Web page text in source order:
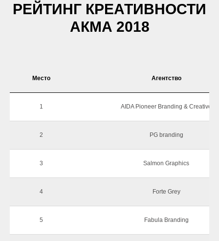
РЕЙТИНГ КРЕАТИВНОСТИ
АКМА 2018
Место Агентство
1 AIDA Pioneer Branding & Creative
2 PG branding
3 Salmon Graphics
4 Forte Grey
5 Fabula Branding